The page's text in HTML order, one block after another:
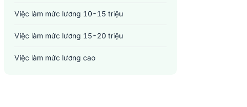
Việc làm mức lương 10-15 triệu
Việc làm mức lương 15-20 triệu
Việc làm mức lương cao